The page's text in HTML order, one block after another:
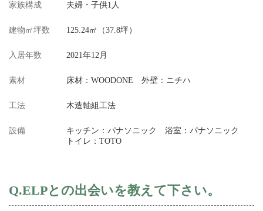
家族構成 夫婦・子供1人
建物㎡坪数 125.24㎡（37.8坪）
入居年数 2021年12月
素材 床材：WOODONE 外壁：ニチハ
工法 木造軸組工法
設備
キッチン：パナソニック 浴室：パナソニック
トイレ：TOTO
Q.ELPとの出会いを教えて下さい。